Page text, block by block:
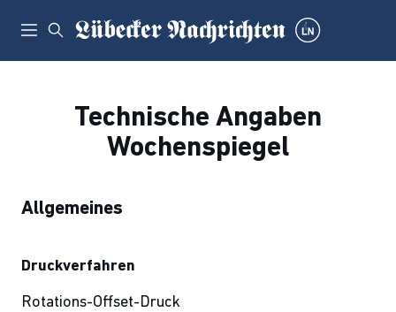
Technische Angaben
Wochenspiegel
Allgemeines
Druckverfahren
Rotations-Offset-Druck